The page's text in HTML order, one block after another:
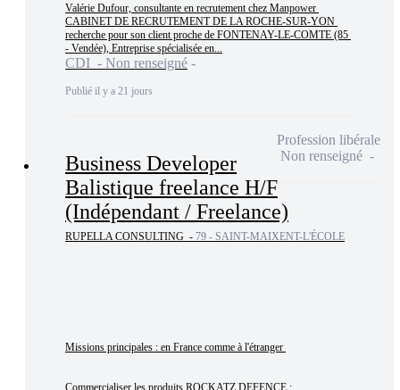
Valérie Dufour, consultante en recrutement chez Manpower
CABINET DE RECRUTEMENT DE LA ROCHE-SUR-YON
recherche pour son client proche de FONTENAY-LE-COMTE (85
- Vendée), Entreprise spécialisée en...
CDI - Non renseigné
Publié il y a 21 jours
Business Developer
Balistique freelance H/F
(Indépendant / Freelance)
RUPELLA CONSULTING - 79 - SAINT-MAIXENT-L'ÉCOLE
Missions principales : en France comme à l'étranger
Profession libérale
Non renseigné